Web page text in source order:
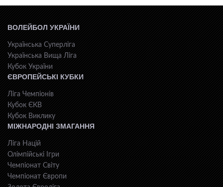
ВОЛЕЙБОЛ УКРАЇНИ
Українська Суперліга
Українська Вища Ліга
Кубок України
ЄВРОПЕЙСЬКІ КУБКИ
Ліга Чемпіонів
Кубок ЄКВ
Кубок Виклику
МІЖНАРОДНІ ЗМАГАННЯ
Ліга Націй
Олімпійські Ігри
Чемпіонат Світу
Чемпіонат Європи